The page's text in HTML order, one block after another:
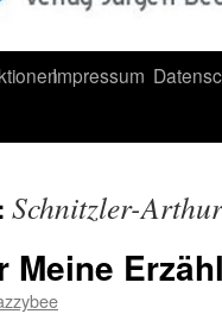
Impressum
Schnitzler-Arthur